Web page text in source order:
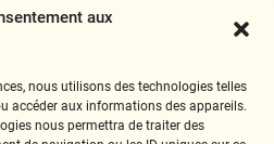
aux
nous utilisons des technologies telles
accéder aux informations des appareils.
nous permettra de traiter des